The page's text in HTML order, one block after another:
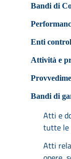
Bandi di
Enti
Attività e
Bandi di
Atti e
tutte le
Atti